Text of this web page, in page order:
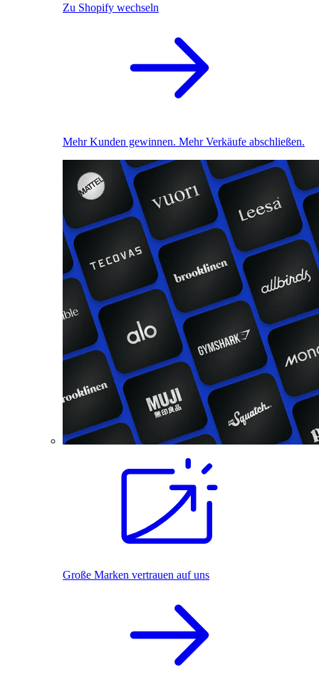
Zu Shopify wechseln
Mehr Kunden gewinnen. Mehr Verkäufe abschließen.
Große Marken vertrauen auf uns